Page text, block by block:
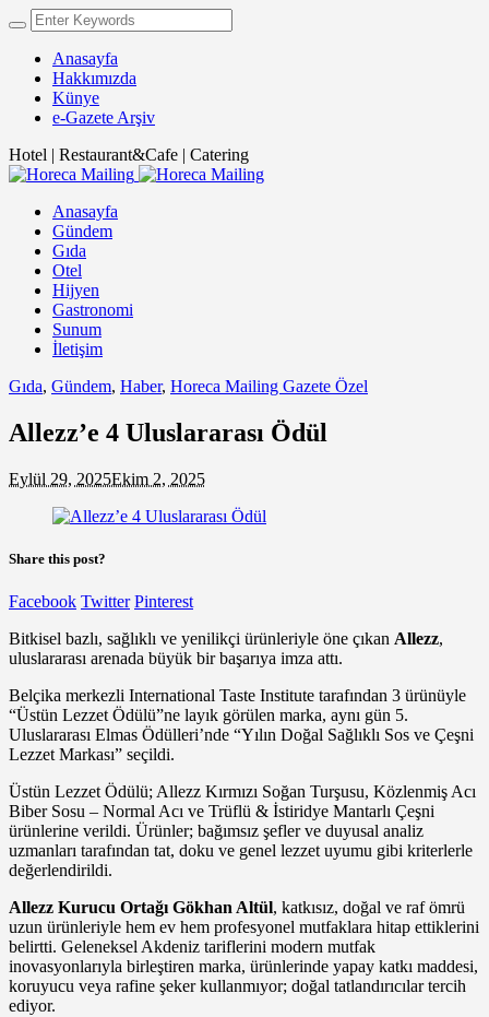
Anasayfa
Hakkımızda
Künye
e-Gazete Arşiv
Hotel | Restaurant&Cafe | Catering
Anasayfa
Gündem
Gıda
Otel
Hijyen
Gastronomi
Sunum
İletişim
Gıda, Gündem, Haber, Horeca Mailing Gazete Özel
Allezz’e 4 Uluslararası Ödül
Eylül 29, 2025Ekim 2, 2025
Share this post?
Facebook Twitter Pinterest
Bitkisel bazlı, sağlıklı ve yenilikçi ürünleriyle öne çıkan Allezz,
uluslararası arenada büyük bir başarıya imza attı.
Belçika merkezli International Taste Institute tarafından 3 ürünüyle
“Üstün Lezzet Ödülü”ne layık görülen marka, aynı gün 5.
Uluslararası Elmas Ödülleri’nde “Yılın Doğal Sağlıklı Sos ve Çeşni
Lezzet Markası” seçildi.
Üstün Lezzet Ödülü; Allezz Kırmızı Soğan Turşusu, Közlenmiş Acı
Biber Sosu – Normal Acı ve Trüflü & İstiridye Mantarlı Çeşni
ürünlerine verildi. Ürünler; bağımsız şefler ve duyusal analiz
uzmanları tarafından tat, doku ve genel lezzet uyumu gibi kriterlerle
değerlendirildi.
Allezz Kurucu Ortağı Gökhan Altül, katkısız, doğal ve raf ömrü
uzun ürünleriyle hem ev hem profesyonel mutfaklara hitap ettiklerini
belirtti. Geleneksel Akdeniz tariflerini modern mutfak
inovasyonlarıyla birleştiren marka, ürünlerinde yapay katkı maddesi,
koruyucu veya rafine şeker kullanmıyor; doğal tatlandırıcılar tercih
ediyor.